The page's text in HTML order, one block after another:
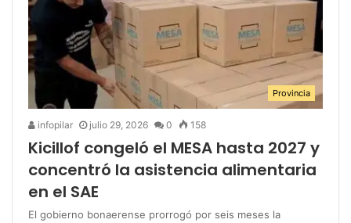
Provincia
infopilar julio 29, 2026 0 158
Kicillof congeló el MESA hasta 2027 y
concentró la asistencia alimentaria
en el SAE
El gobierno bonaerense prorrogó por seis meses la